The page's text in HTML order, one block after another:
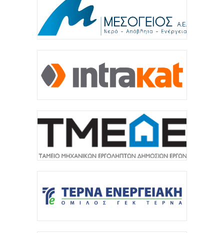
«Γιατί οι Τούρκοι συρρέουν στα ελληνικά νησιά;»
7 Αυγούστου 2026
ΔΕΘ (φωτογραφίες)
7 Αυγούστου 2026
της ΚΑΠ για ενίσχυση της ανταγωνιστικότητας των
7 Αυγούστου 2026
Πανεπιστημίου Κρήτης με 3,358 εκατ. ευρώ για...
7 Αυγούστου 2026